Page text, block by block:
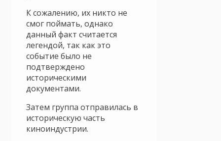
К сожалению, их никто не
смог поймать, однако
данный факт считается
легендой, так как это
событие было не
подтверждено
историческими
документами.
Затем группа отправилась в
историческую часть
киноиндустрии.